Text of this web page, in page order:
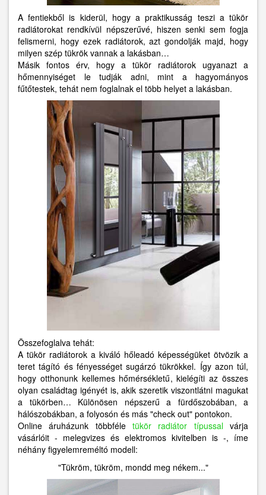
A fentiekből is kiderül, hogy a praktikusság teszi a tükör
radiátorokat rendkívül népszerűvé, hiszen senki sem fogja
felismerni, hogy ezek radiátorok, azt gondolják majd, hogy
milyen szép tükrök vannak a lakásban…
Másik fontos érv, hogy a tükör radiátorok ugyanazt a
hőmennyiséget le tudják adni, mint a hagyományos
fűtőtestek, tehát nem foglalnak el több helyet a lakásban.
Összefoglalva tehát:
A tükör radiátorok a kiváló hőleadó képességüket ötvözik a
teret tágító és fényességet sugárzó tükrökkel. Így azon túl,
hogy otthonunk kellemes hőmérsékletű, kielégíti az összes
olyan családtag igényét is, akik szeretik viszontlátni magukat
a tükörben… Különösen népszerű a fürdőszobában, a
hálószobákban, a folyosón és más "check out" pontokon.
Online áruházunk többféle tükör radiátor típussalvárja
vásárlóit - melegvizes és elektromos kivitelben is -, íme
néhány figyelemreméltó modell:
"Tükröm, tükröm, mondd meg nékem..."